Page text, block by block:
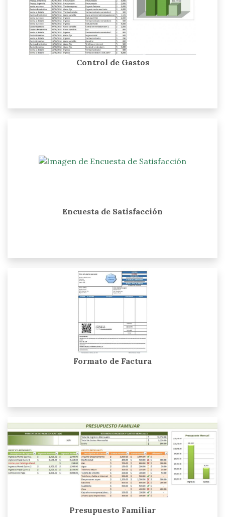
Control de Gastos
Encuesta de Satisfacción
Formato de Factura
Presupuesto Familiar